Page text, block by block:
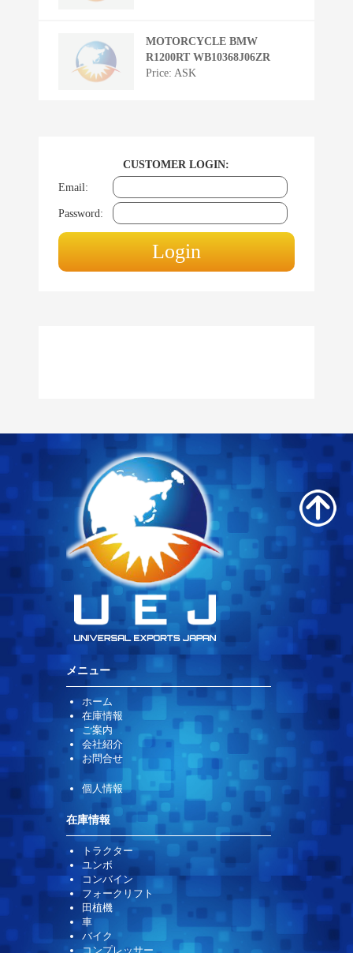
MOTORCYCLE BMW
R1200RT WB10368J06ZR
Price: ASK
CUSTOMER LOGIN:
Email:
Password:
メニュー
ホーム
在庫情報
ご案内
会社紹介
お問合せ
個人情報
在庫情報
トラクター
ユンボ
コンバイン
フォークリフト
田植機
車
バイク
コンプレッサー